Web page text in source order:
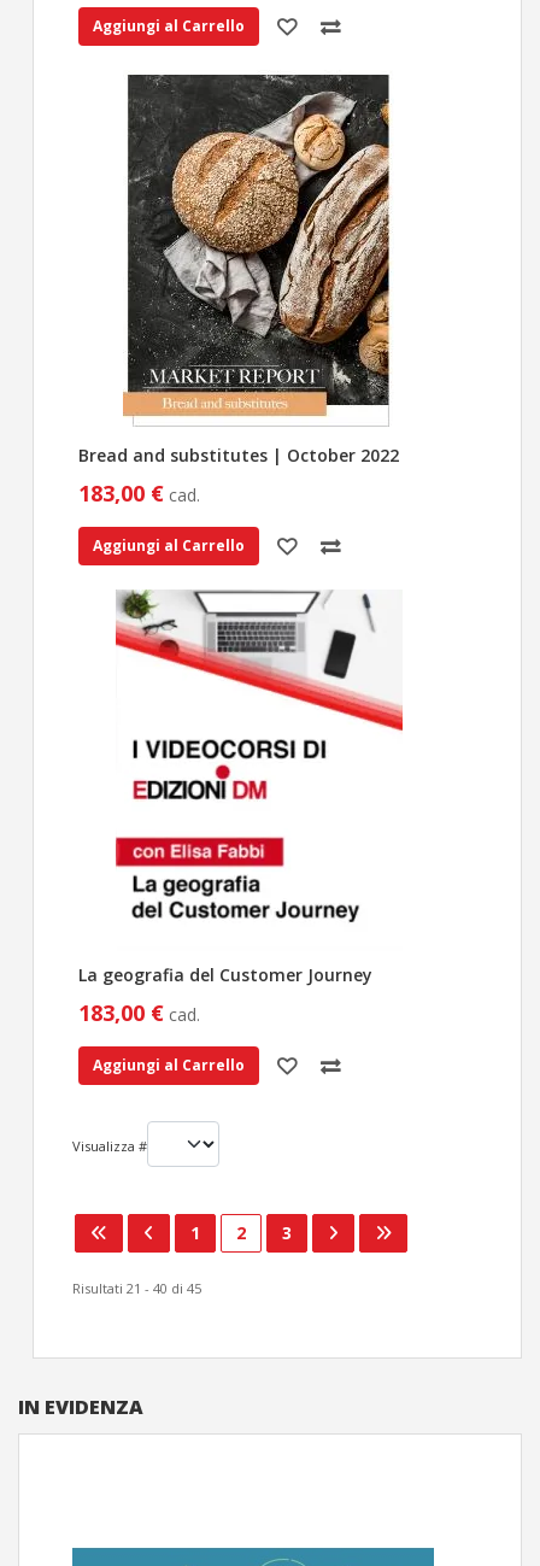
IN EVIDENZA
Aggiungi al Carrello
Bread and substitutes | October 2022
183,00 € cad.
Aggiungi al Carrello
La geografia del Customer Journey
183,00 € cad.
Aggiungi al Carrello
Visualizza #
1 2 3
Risultati 21 - 40 di 45